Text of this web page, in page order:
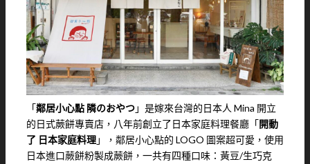
「鄰居小心點 隣のおやつ」是嫁來台灣的日本人 Mina 開立
的日式蕨餅專賣店，八年前創立了日本家庭料理餐廳「開動
了 日本家庭料理」，鄰居小心點的 LOGO 圖案超可愛，使用
日本進口蕨餅粉製成蕨餅，一共有四種口味：黃豆/生巧克